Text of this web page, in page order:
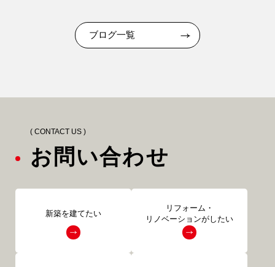
ブログ一覧
( CONTACT US )
お問い合わせ
新築を建てたい
リフォーム・
リノベーションがしたい